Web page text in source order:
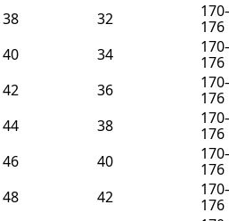
38
32
176
40
34
176
42
36
176
44
38
176
46
40
176
48
42
176